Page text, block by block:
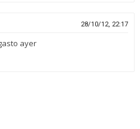
28/10/12, 22:17
ayer